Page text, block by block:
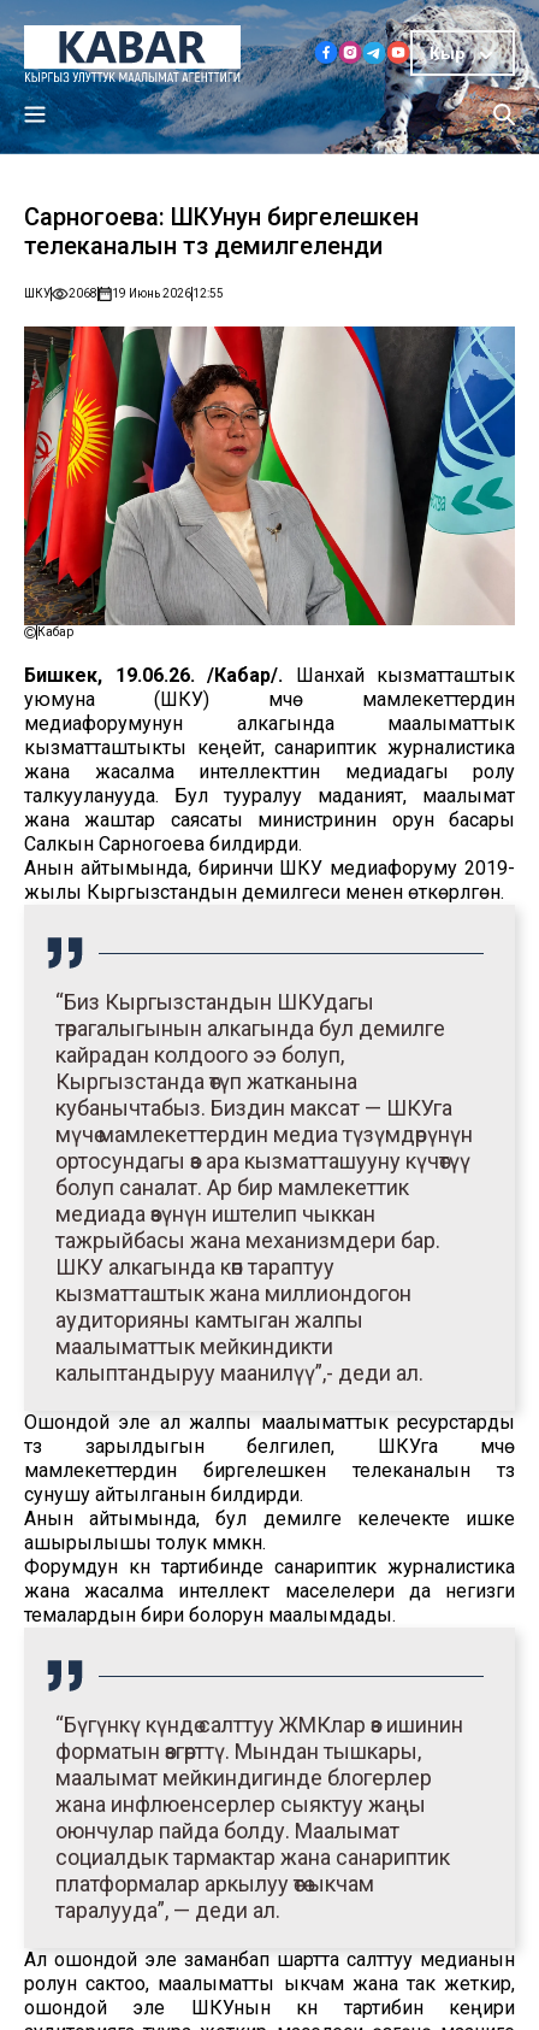
Кыр
Сарногоева: ШКУнун биргелешкен
телеканалын түзүү демилгеленди
ШКУ 2068 19 Июнь 202612:55
Кабар
Бишкек, 19.06.26. /Кабар/. Шанхай кызматташтык
уюмуна (ШКУ) мүчө мамлекеттердин
медиафорумунун алкагында маалыматтык
кызматташтыкты кеңейтүү, санариптик журналистика
жана жасалма интеллекттин медиадагы ролу
талкууланууда. Бул тууралуу маданият, маалымат
жана жаштар саясаты министринин орун басары
Салкын Сарногоева билдирди.
Анын айтымында, биринчи ШКУ медиафоруму 2019-
жылы Кыргызстандын демилгеси менен өткөрүлгөн.
“Биз Кыргызстандын ШКУдагы
төрагалыгынын алкагында бул демилге
кайрадан колдоого ээ болуп,
Кыргызстанда өтүп жатканына
кубанычтабыз. Биздин максат — ШКУга
мүчө мамлекеттердин медиа түзүмдөрүнүн
ортосундагы өз ара кызматташууну күчөтүү
болуп саналат. Ар бир мамлекеттик
медиада өзүнүн иштелип чыккан
тажрыйбасы жана механизмдери бар.
ШКУ алкагында көп тараптуу
кызматташтык жана миллиондогон
аудиторияны камтыган жалпы
маалыматтык мейкиндикти
калыптандыруу маанилүү”,- деди ал.
Ошондой эле ал жалпы маалыматтык ресурстарды
түзүү зарылдыгын белгилеп, ШКУга мүчө
мамлекеттердин биргелешкен телеканалын түзүү
сунушу айтылганын билдирди.
Анын айтымында, бул демилге келечекте ишке
ашырылышы толук мүмкүн.
Форумдун күн тартибинде санариптик журналистика
жана жасалма интеллект маселелери да негизги
темалардын бири болорун маалымдады.
“Бүгүнкү күндө салттуу ЖМКлар өз ишинин
форматын өзгөрттү. Мындан тышкары,
маалымат мейкиндигинде блогерлер
жана инфлюенсерлер сыяктуу жаңы
оюнчулар пайда болду. Маалымат
социалдык тармактар жана санариптик
платформалар аркылуу өтө ыкчам
таралууда”, — деди ал.
Ал ошондой эле заманбап шартта салттуу медианын
ролун сактоо, маалыматты ыкчам жана так жеткирүү,
ошондой эле ШКУнын күн тартибин кеңири